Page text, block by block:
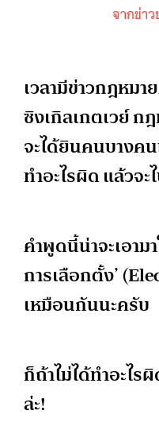
จากข่า
เวลามีข่าวกฎหม
ซิงเกิลเกตเวย์ ก
จะได้ยินคนบางค
ทำอะไรผิด แล้วจะ
คำพูดนี้น่าจะเอาม
การเลือกตั้ง’
เหมือนกันนะครับ
ก็ถ้าไม่ได้ทำอะไร
ล่ะ!